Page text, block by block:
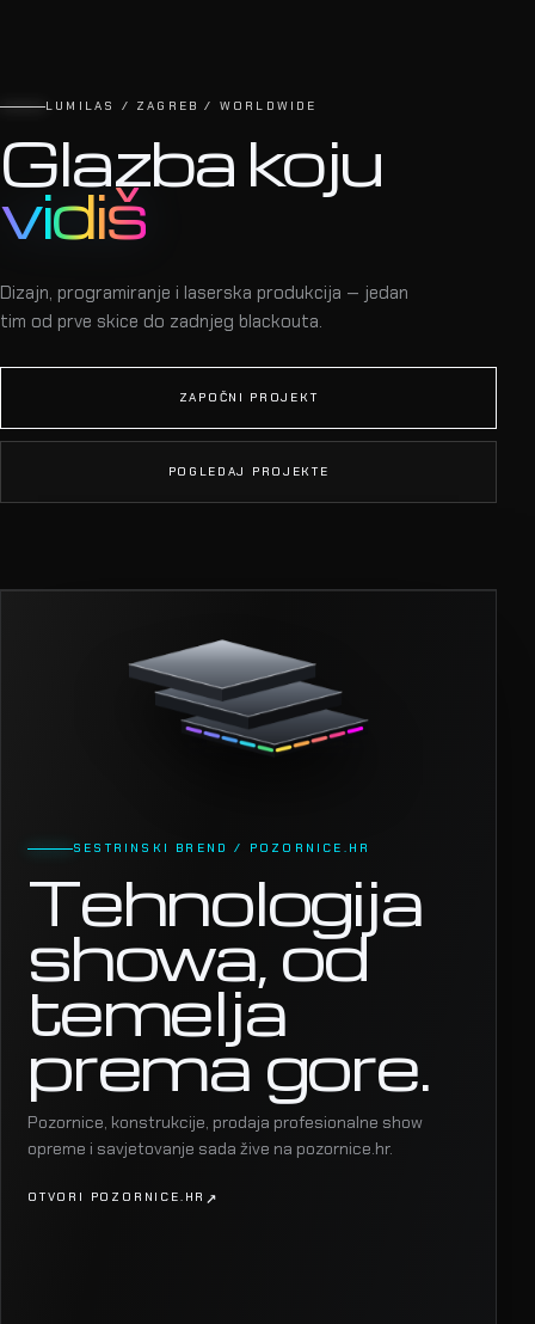
LUMILAS / ZAGREB / WORLDWIDE
Glazba koju
vidiš
Dizajn, programiranje i laserska produkcija — jedan
tim od prve skice do zadnjeg blackouta.
ZAPOČNI PROJEKT
POGLEDAJ PROJEKTE
SESTRINSKI BREND / POZORNICE.HR
Tehnologija
showa, od
temelja
prema gore.
Pozornice, konstrukcije, prodaja profesionalne show
opreme i savjetovanje sada žive na pozornice.hr.
OTVORI POZORNICE.HR